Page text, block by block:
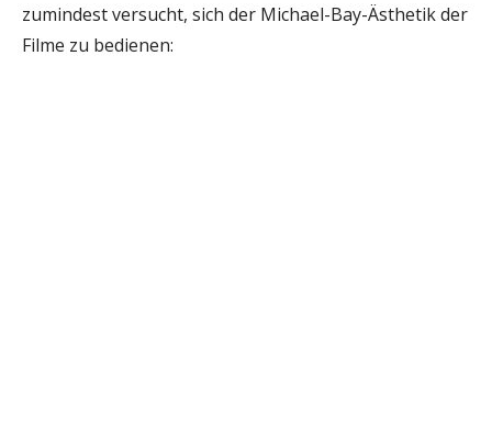
zumindest versucht, sich der Michael-Bay-Ästhetik der
Filme zu bedienen: